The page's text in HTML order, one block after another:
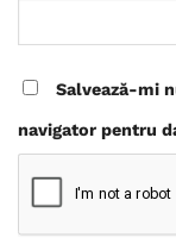
Salvează-mi
navigator pentru